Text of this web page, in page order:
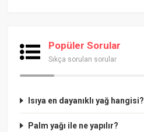
Popüler Sorular
Sıkça sorulan sorular
Isıya en dayanıklı yağ hangisi?
Palm yağı ile ne yapılır?